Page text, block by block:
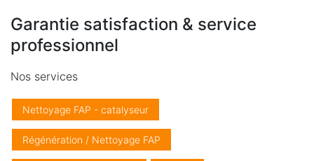
Garantie satisfaction & service
professionnel
Nos services
Nettoyage FAP - catalyseur
Régénération / Nettoyage FAP